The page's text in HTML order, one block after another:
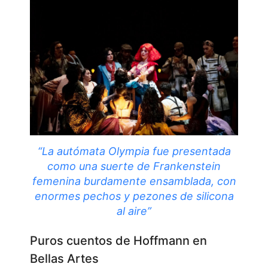
“La autómata Olympia fue presentada
como una suerte de Frankenstein
femenina burdamente ensamblada, con
enormes pechos y pezones de silicona
al aire”
Puros cuentos de Hoffmann en
Bellas Artes